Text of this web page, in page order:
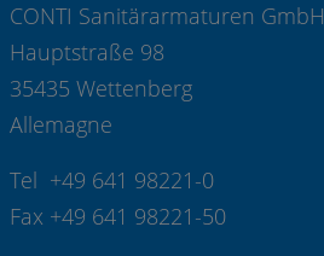
CONTI Sanitärarmaturen GmbH
Hauptstraße 98
35435 Wettenberg
Allemagne
Tel +49 641 98221-0
Fax +49 641 98221-50